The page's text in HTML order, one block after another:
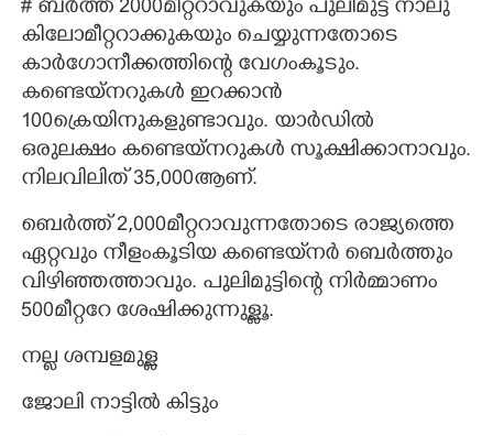
# ബർത്ത് 2000മീറ്ററാവുകയും പുലിമുട്ട് നാലു
കിലോമീറ്ററാക്കുകയും ചെയ്യുന്നതോടെ
കാർഗോനീക്കത്തിന്റെ വേഗംകൂടും.
കണ്ടെയ്നറുകൾ ഇറക്കാൻ
100ക്രെയിനുകളുണ്ടാവും. യാർഡിൽ
ഒരുലക്ഷം കണ്ടെയ്നറുകൾ സൂക്ഷിക്കാനാവും.
നിലവിലിത് 35,​000ആണ്.
ബെർത്ത് 2,000മീറ്ററാവുന്നതോടെ രാജ്യത്തെ
ഏറ്റവും നീളംകൂടിയ കണ്ടെയ്‌നർ ബെർത്തും
വിഴിഞ്ഞത്താവും. പുലിമുട്ടിന്റെ നിർമ്മാണം
500മീറ്ററേ ശേഷിക്കുന്നുള്ളൂ.
നല്ല ശമ്പളമുള്ള
ജോലി നാട്ടിൽ കിട്ടും